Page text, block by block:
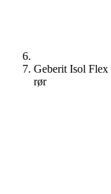
Geberit Isol
rør